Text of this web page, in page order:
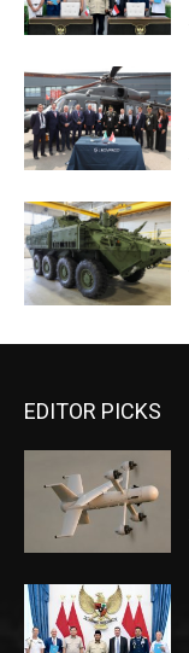
EDITOR PICKS